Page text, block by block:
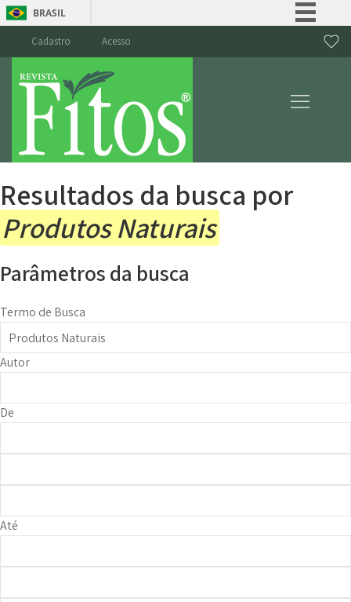
BRASIL
Canais
Cadastro Acesso
Resultados da busca por
Produtos Naturais
Parâmetros da busca
Termo de Busca
Autor
De
Até